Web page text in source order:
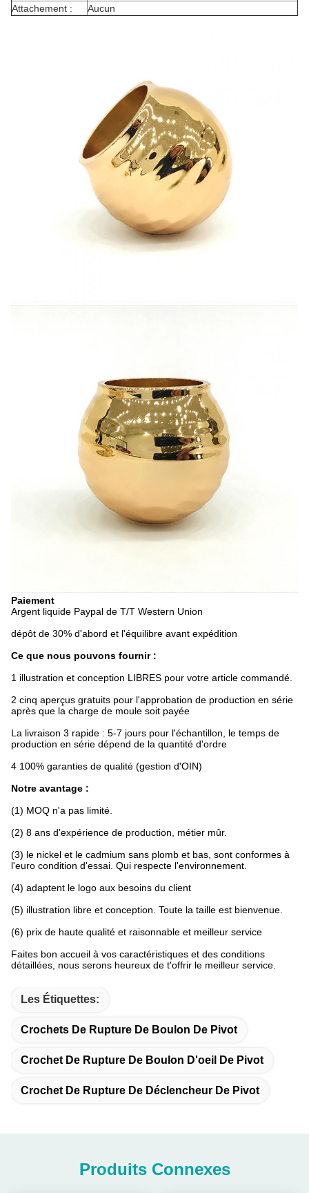
Attachement : Aucun
Paiement
Argent liquide Paypal de T/T Western Union
dépôt de 30% d'abord et l'équilibre avant expédition
Ce que nous pouvons fournir :
1 illustration et conception LIBRES pour votre article commandé.
2 cinq aperçus gratuits pour l'approbation de production en série
après que la charge de moule soit payée
La livraison 3 rapide : 5-7 jours pour l'échantillon, le temps de
production en série dépend de la quantité d'ordre
4 100% garanties de qualité (gestion d'OIN)
Notre avantage :
(1) MOQ n'a pas limité.
(2) 8 ans d'expérience de production, métier mûr.
(3) le nickel et le cadmium sans plomb et bas, sont conformes à
l'euro condition d'essai. Qui respecte l'environnement.
(4) adaptent le logo aux besoins du client
(5) illustration libre et conception. Toute la taille est bienvenue.
(6) prix de haute qualité et raisonnable et meilleur service
Faites bon accueil à vos caractéristiques et des conditions
détaillées, nous serons heureux de t'offrir le meilleur service.
Les Étiquettes:
Crochets De Rupture De Boulon De Pivot
Crochet De Rupture De Boulon D'oeil De Pivot
Crochet De Rupture De Déclencheur De Pivot
Produits Connexes